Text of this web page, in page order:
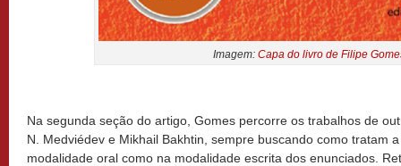
Imagem: Capa do livro de Filipe
Na segunda seção do artigo, Gomes percorre os trabalhos de
N. Medviédev e Mikhail Bakhtin, sempre buscando como tratam
modalidade oral como na modalidade escrita dos enunciados.